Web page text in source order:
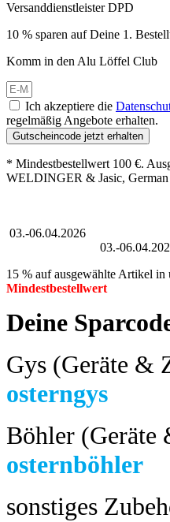
Versanddienstleister DPD
10 % sparen auf Deine 1.
Komm in den Alu Löffel Club
Ich akzeptiere die
regelmäßig Angebote erhalten.
Gutscheincode jetzt erhalten
* Mindestbestellwert 100 €.
WELDINGER & Jasic,
03.-06.04.2026
03.-
15 % auf ausgewählte Artikel in
Mindestbestellwert
Deine
Gys (Geräte &
osterngys
Böhler (Geräte
osternböhler
sonstiges